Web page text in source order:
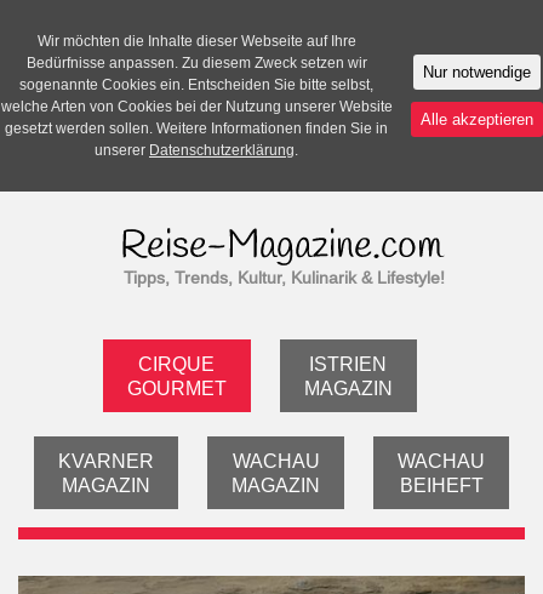
Tipps, Trends, Kultur, Kulinarik & Lifestyle!
CIRQUE
GOURMET
ISTRIEN
MAGAZIN
KVARNER
MAGAZIN
WACHAU
MAGAZIN
WACHAU
BEIHEFT
Wir möchten die Inhalte dieser Webseite auf Ihre
Bedürfnisse anpassen. Zu diesem Zweck setzen wir
sogenannte Cookies ein. Entscheiden Sie bitte selbst,
welche Arten von Cookies bei der Nutzung unserer Website
gesetzt werden sollen. Weitere Informationen finden Sie in
unserer Datenschutzerklärung.
Nur notwendige
Alle akzeptieren